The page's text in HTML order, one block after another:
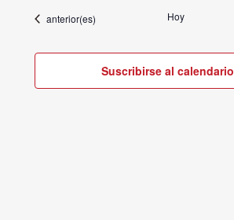
Eventos
anterior(es) Hoy
Suscribirse al calendario